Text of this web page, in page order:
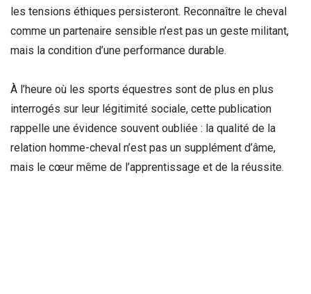
les tensions éthiques persisteront. Reconnaître le cheval
comme un partenaire sensible n’est pas un geste militant,
mais la condition d’une performance durable.
À l’heure où les sports équestres sont de plus en plus
interrogés sur leur légitimité sociale, cette publication
rappelle une évidence souvent oubliée : la qualité de la
relation homme-cheval n’est pas un supplément d’âme,
mais le cœur même de l’apprentissage et de la réussite.